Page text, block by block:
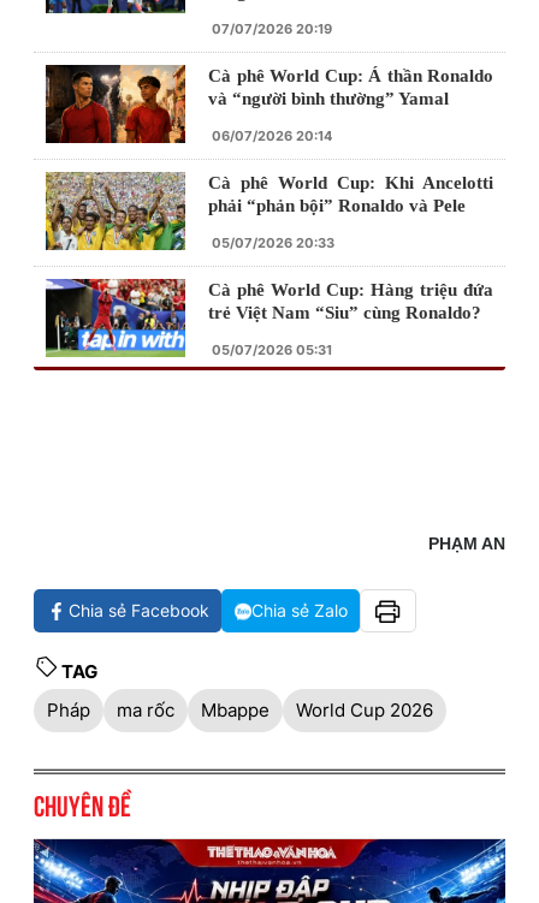
07/07/2026 20:19
Cà phê World Cup: Á thần Ronaldo
và “người bình thường” Yamal
06/07/2026 20:14
Cà phê World Cup: Khi Ancelotti
phải “phản bội” Ronaldo và Pele
05/07/2026 20:33
Cà phê World Cup: Hàng triệu đứa
trẻ Việt Nam “Siu” cùng Ronaldo?
05/07/2026 05:31
PHẠM AN
Chia sẻ Facebook Chia sẻ Zalo
TAG
Pháp
ma rốc Mbappe World Cup 2026
Chuyên đề